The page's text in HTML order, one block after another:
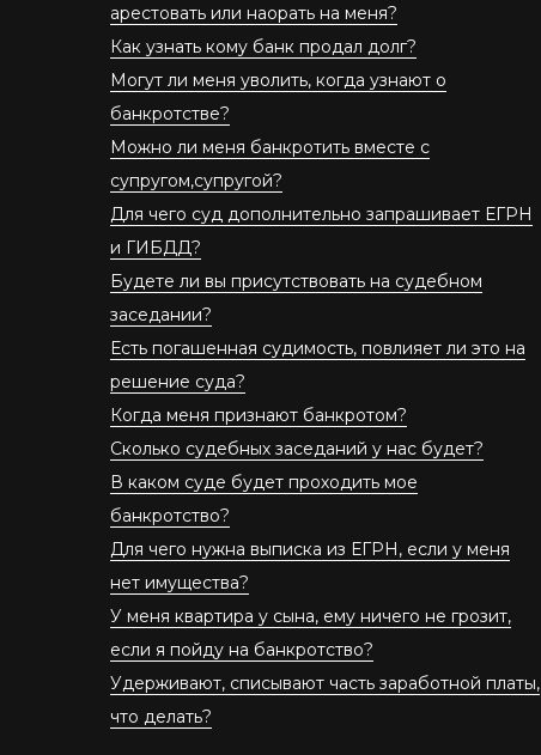
арестовать или наорать на меня?
Как узнать кому банк продал долг?
Могут ли меня уволить, когда узнают о
банкротстве?
Можно ли меня банкротить вместе с
супругом,супругой?
Для чего суд дополнительно запрашивает ЕГРН
и ГИБДД?
Будете ли вы присутствовать на судебном
заседании?
Есть погашенная судимость, повлияет ли это на
решение суда?
Когда меня признают банкротом?
Сколько судебных заседаний у нас будет?
В каком суде будет проходить мое
банкротство?
Для чего нужна выписка из ЕГРН, если у меня
нет имущества?
У меня квартира у сына, ему ничего не грозит,
если я пойду на банкротство?
Удерживают, списывают часть заработной платы,
что делать?